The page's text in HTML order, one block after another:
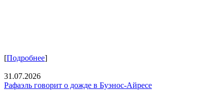
[Подробнее]
31.07.2026
Рафаэль говорит о дожде в Буэнос-Айресе